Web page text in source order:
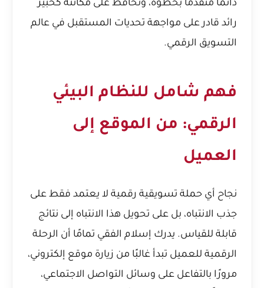
دائمًا متقدمًا بخطوة، وتحافظ على مكانته كخبير
رائد قادر على مواجهة تحديات المستقبل في عالم
التسويق الرقمي.
فهم شامل للنظام البيئي
الرقمي: من الموقع إلى
العميل
نجاح أي حملة تسويقية رقمية لا يعتمد فقط على
جذب الانتباه، بل على تحويل هذا الانتباه إلى نتائج
قابلة للقياس. يدرك إسلام الفقي تمامًا أن الرحلة
الرقمية للعميل تبدأ غالبًا من زيارة موقع إلكتروني،
مرورًا بالتفاعل على وسائل التواصل الاجتماعي،